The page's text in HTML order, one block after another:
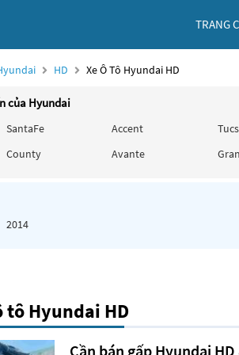
TRANG
HD Xe Ô Tô Hyundai HD
của Hyundai
SantaFe Accent
County Avante
2014
tô Hyundai HD
Cần bán gấp Hyundai